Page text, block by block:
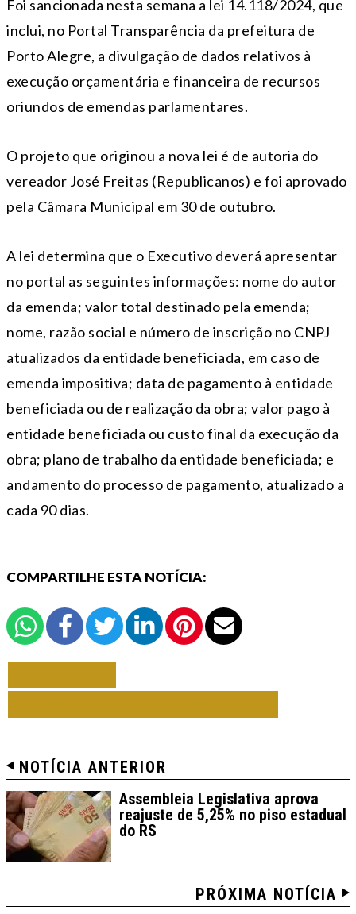
Foi sancionada nesta semana a lei 14.118/2024, que
inclui, no Portal Transparência da prefeitura de
Porto Alegre, a divulgação de dados relativos à
execução orçamentária e financeira de recursos
oriundos de emendas parlamentares.
O projeto que originou a nova lei é de autoria do
vereador José Freitas (Republicanos) e foi aprovado
pela Câmara Municipal em 30 de outubro.
A lei determina que o Executivo deverá apresentar
no portal as seguintes informações: nome do autor
da emenda; valor total destinado pela emenda;
nome, razão social e número de inscrição no CNPJ
atualizados da entidade beneficiada, em caso de
emenda impositiva; data de pagamento à entidade
beneficiada ou de realização da obra; valor pago à
entidade beneficiada ou custo final da execução da
obra; plano de trabalho da entidade beneficiada; e
andamento do processo de pagamento, atualizado a
cada 90 dias.
COMPARTILHE ESTA NOTÍCIA:
NOTÍCIA ANTERIOR
Assembleia Legislativa aprova
reajuste de 5,25% no piso estadual
do RS
PRÓXIMA NOTÍCIA